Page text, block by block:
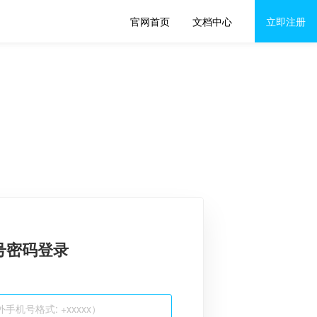
官网首页 文档中心 立即注册
密码登录